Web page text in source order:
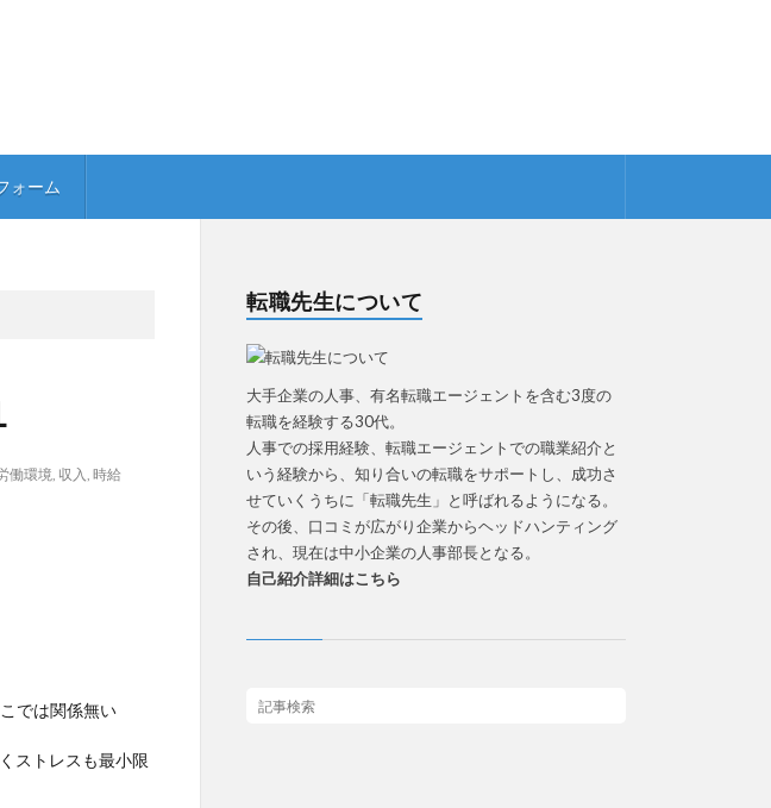
ォーム
働環境, 収入, 時給
では関係無い
ストレスも最小限
転職先生について
大手企業の人事、有名転職エージェントを含む3度の
転職を経験する30代。
人事での採用経験、転職エージェントでの職業紹介と
いう経験から、知り合いの転職をサポートし、成功さ
せていくうちに「転職先生」と呼ばれるようになる。
その後、口コミが広がり企業からヘッドハンティング
され、現在は中小企業の人事部長となる。
自己紹介詳細はこちら